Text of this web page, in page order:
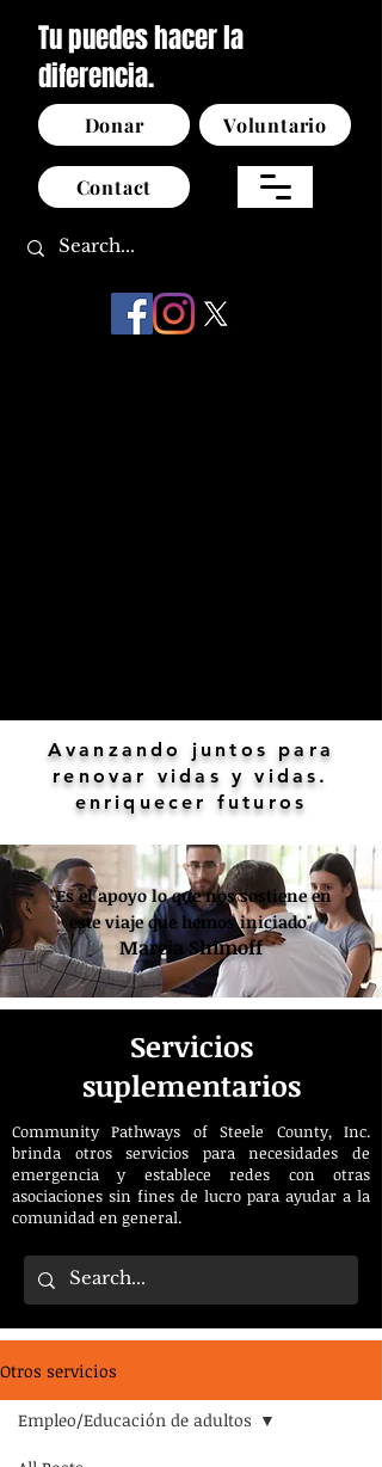
Tu puedes hacer la
diferencia.
Donar
Contact
Voluntario
Avanzando juntos para
renovar vidas y vidas.
enriquecer futuros
"Es el apoyo lo que nos sostiene en
este viaje que hemos iniciado"
Marcia Shimoff
Servicios
suplementarios
Community Pathways of Steele County, Inc.
brinda otros servicios para necesidades de
emergencia y establece redes con otras
asociaciones sin fines de lucro para ayudar a la
comunidad en general.
Otros servicios
Empleo/Educación de adultos